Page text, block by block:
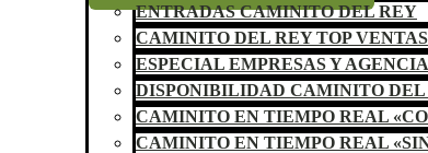
ENTRADAS CAMINITO DEL REY
CAMINITO DEL REY TOP VENTAS
ESPECIAL EMPRESAS Y
DISPONIBILIDAD CAMINITO
CAMINITO EN TIEMPO REAL
CAMINITO EN TIEMPO REAL